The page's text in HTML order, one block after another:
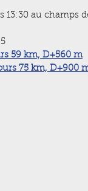
13:30 au champs
59 km, D+560 m
75 km, D+900